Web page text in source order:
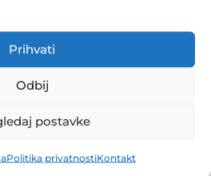
Prihvati
Odbij
postavke
Politika privatnostiKontakt